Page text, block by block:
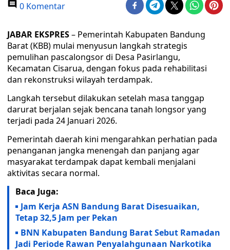
0 Komentar
JABAR EKSPRES– Pemerintah Kabupaten Bandung
Barat (KBB) mulai menyusun langkah strategis
pemulihan pascalongsor di Desa Pasirlangu,
Kecamatan Cisarua, dengan fokus pada rehabilitasi
dan rekonstruksi wilayah terdampak.
Langkah tersebut dilakukan setelah masa tanggap
darurat berjalan sejak bencana tanah longsor yang
terjadi pada 24 Januari 2026.
Pemerintah daerah kini mengarahkan perhatian pada
penanganan jangka menengah dan panjang agar
masyarakat terdampak dapat kembali menjalani
aktivitas secara normal.
Baca Juga:
Jam Kerja ASN Bandung Barat Disesuaikan,
Tetap 32,5 Jam per Pekan
BNN Kabupaten Bandung Barat Sebut Ramadan
Jadi Periode Rawan Penyalahgunaan Narkotika